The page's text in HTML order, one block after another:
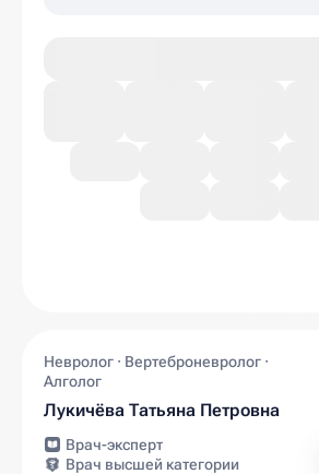
Невролог · Вертеброневролог ·
Алголог
Лукичёва Татьяна Петровна
Врач-эксперт
Врач высшей категории